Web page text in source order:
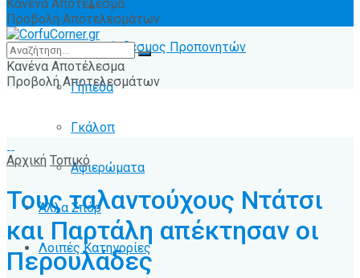
Ειδήσεις
Σύνδεσμος Προπονητών
Γήπεδα
Γκάλοπ
Αφιερώματα
Άλλα Σπόρ
Λοιπές Κατηγορίες
Κανένα Αποτέλεσμα
Προβολή Αποτελεσμάτων
Κανένα Αποτέλεσμα
Προβολή Αποτελεσμάτων
Αρχική Τοπικό
Τους ταλαντούχους Ντάτσι
και Παρτάλη απέκτησαν οι
Περουλάδες